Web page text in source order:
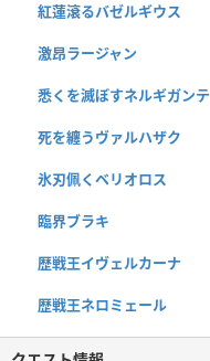
紅蓮滾るバゼルギウス
激昂ラージャン
悉くを滅ぼすネルギガンテ
死を纏うヴァルハザク
氷刃佩くベリオロス
臨界ブラキ
歴戦王イヴェルカーナ
歴戦王ネロミェール